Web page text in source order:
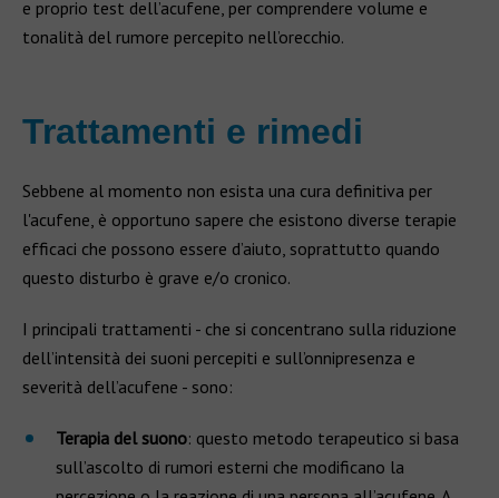
e proprio test dell’acufene, per comprendere volume e
tonalità del rumore percepito nell’orecchio.
Trattamenti e rimedi
Sebbene al momento non esista una cura definitiva per
l'acufene, è opportuno sapere che esistono diverse terapie
efficaci che possono essere d’aiuto, soprattutto quando
questo disturbo è grave e/o cronico.
I principali trattamenti - che si concentrano sulla riduzione
dell’intensità dei suoni percepiti e sull’onnipresenza e
severità dell’acufene - sono:
Terapia del suono: questo metodo terapeutico si basa
sull’ascolto di rumori esterni che modificano la